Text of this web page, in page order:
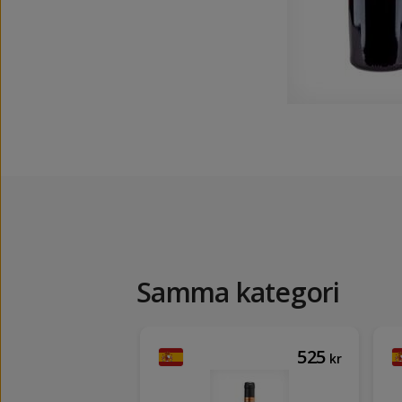
Samma kategori
525 kr